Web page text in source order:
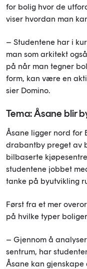
for bolig hvor de
viser hvordan man
– Studentene har i
man som arkitekt
på når man tegner
form, kan være en
sier Domino.
Tema: Åsane blir
Åsane ligger nord for
drabantby preget av
bilbaserte
studentene jobbet
tanke på byutvikling
Først fra et mer
på hvilke typer
– Gjennom å
sentrum, har
Åsane kan